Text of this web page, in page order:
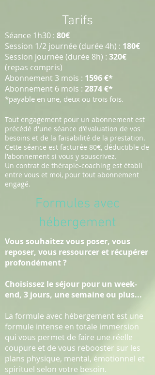
Tarifs
Séance 1h30 : 80€
Session 1/2 journée (durée 4h) : 180€
Session journée (durée 8h) : 320€
(repas compris)
Abonnement 3 mois : 1596 €*
Abonnement 6 mois : 2874 €*
*payable en une, deux ou trois fois.
Tout engagement pour un abonnement est
précédé d'une séance d'évaluation de vos
besoins et de la faisabilité de la prestation.
Cette séance est facturée 80€, déductible de
l'abonnement si vous y souscrivez.
Un contrat de thérapie-coaching est établi
entre vous et moi, pour tout abonnement
engagé.
Formules avec
hébergement
Vous souhaitez vous poser, vous
reposer, vous ressourcer et récupérer
profondément ?
Choisissez le séjour pour un week-
end, 3 jours, une semaine ou plus...
La formule avec hébergement est une
formule intense en totale immersion
qui vous permet de faire une réelle
coupure et de vous rebooster sur les
plans physique, mental, émotionnel et
spirituel selon votre besoin.